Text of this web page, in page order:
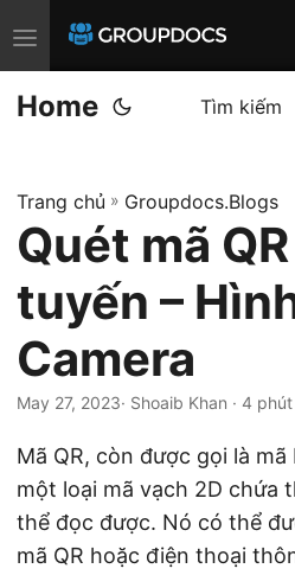
T
o
g
e
n
v
i
g
a
Home Tìm kiếm
Trang chủ » Groupdocs.Blogs
Quét mã
tuyến –
Camera
May 27, 2023· Shoaib Khan · 4 phút
Mã QR, còn được gọi là mã
một loại mã vạch 2D chứa
thể đọc được. Nó có thể
mã QR hoặc điện thoại